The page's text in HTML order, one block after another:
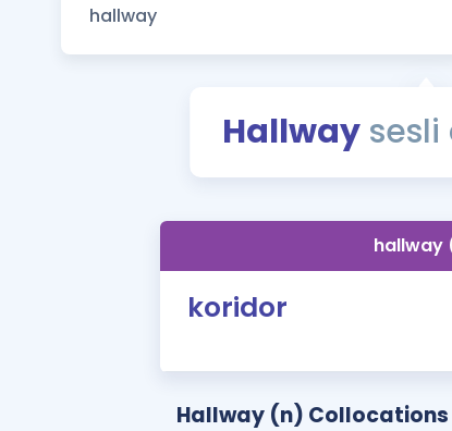
Hallway
hallway
koridor
Hallway (n) Collocations